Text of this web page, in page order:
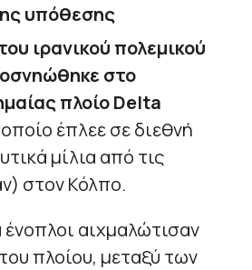
υπόθεσης
ιρανικού πολεμικού
στο
πλοίο Delta
έπλεε σε διεθνή
μίλια από τις
στον Κόλπο.
ένοπλοι αιχμαλώτισαν
πλοίου, μεταξύ των